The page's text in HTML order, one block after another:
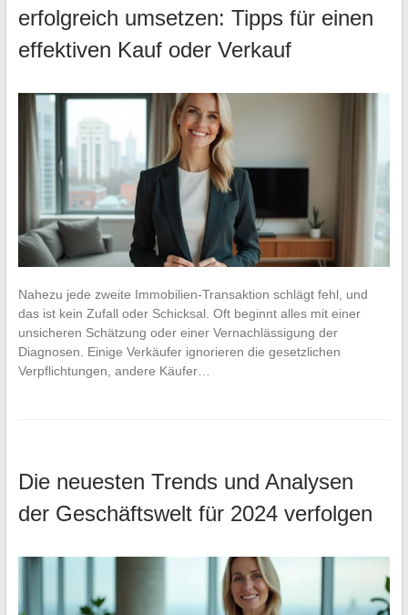
erfolgreich umsetzen: Tipps für einen
effektiven Kauf oder Verkauf
Nahezu jede zweite Immobilien-Transaktion schlägt fehl, und
das ist kein Zufall oder Schicksal. Oft beginnt alles mit einer
unsicheren Schätzung oder einer Vernachlässigung der
Diagnosen. Einige Verkäufer ignorieren die gesetzlichen
Verpflichtungen, andere Käufer…
Die neuesten Trends und Analysen
der Geschäftswelt für 2024 verfolgen